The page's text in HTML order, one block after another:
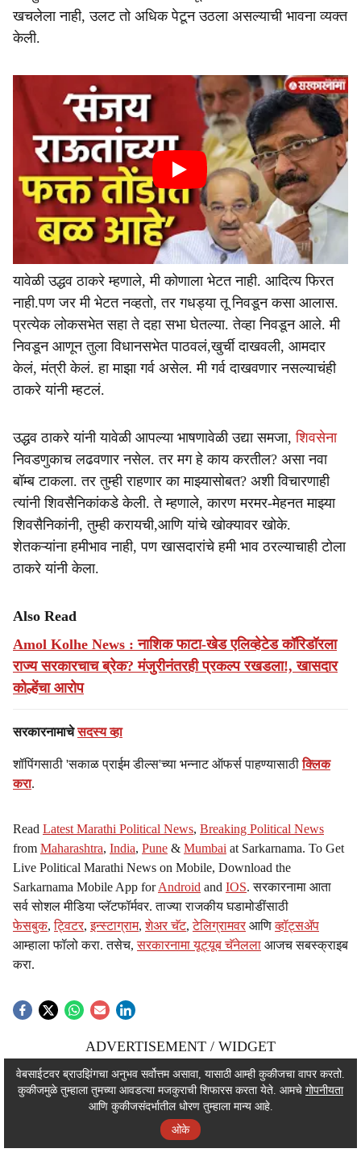
खचलेला नाही, उलट तो अधिक पेटून उठला असल्याची भावना व्यक्त
केली.
यावेळी उद्धव ठाकरे म्हणाले, मी कोणाला भेटत नाही. आदित्य फिरत
नाही.पण जर मी भेटत नव्हतो, तर गधड्या तू निवडून कसा आलास.
प्रत्येक लोकसभेत सहा ते दहा सभा घेतल्या. तेव्हा निवडून आले. मी
निवडून आणून तुला विधानसभेत पाठवलं,खुर्ची दाखवली, आमदार
केलं, मंत्री केलं. हा माझा गर्व असेल. मी गर्व दाखवणार नसल्याचंही
ठाकरे यांनी म्हटलं.
उद्धव ठाकरे यांनी यावेळी आपल्या भाषणावेळी उद्या समजा,शिवसेना
निवडणुकाच लढवणार नसेल. तर मग हे काय करतील? असा नवा
बॉम्ब टाकला. तर तुम्ही राहणार का माझ्यासोबत? अशी विचारणाही
त्यांनी शिवसैनिकांकडे केली. ते म्हणाले, कारण मरमर-मेहनत माझ्या
शिवसैनिकांनी, तुम्ही करायची,आणि यांचे खोक्यावर खोके.
शेतकऱ्यांना हमीभाव नाही, पण खासदारांचे हमी भाव ठरल्याचाही टोला
ठाकरे यांनी केला.
Also Read
Amol Kolhe News : नाशिक फाटा-खेड एलिव्हेटेड कॉरिडॉरला
राज्य सरकारचाच ब्रेक? मंजुरीनंतरही प्रकल्प रखडला!, खासदार
कोल्हेंचा आरोप
सरकारनामाचेसदस्य व्हा
शॉपिंगसाठी 'सकाळ प्राईम डील्स'च्या भन्नाट ऑफर्स पाहण्यासाठीक्लिक
करा.
Read Latest Marathi Political News, Breaking Political News
from Maharashtra, India, Pune & Mumbai at Sarkarnama. To Get
Live Political Marathi News on Mobile, Download the
Sarkarnama Mobile App forAndroid and IOS. सरकारनामा आता
सर्व सोशल मीडिया प्लॅटफॉर्मवर. ताज्या राजकीय घडामोडींसाठी
फेसबुक,ट्विटर,इन्स्टाग्राम,शेअर चॅट,टेलिग्रामवर आणिव्हॉट्सॲप
आम्हाला फॉलो करा. तसेच,सरकारनामा यूट्यूब चॅनेलला आजच सबस्क्राइब
करा.
ADVERTISEMENT / WIDGET
ADVERTISEMENT / WIDGET
ADVERTISEMENT / WIDGET
वेबसाईटवर ब्राउझिंगचा अनुभव सर्वोत्तम असावा, यासाठी आम्ही कुकीजचा वापर करतो.
कुकीजमुळे तुम्हाला तुमच्या आवडत्या मजकुराची शिफारस करता येते. आमचे गोपनीयता
आणि कुकीजसंदर्भातील धोरण तुम्हाला मान्य आहे.
ओके